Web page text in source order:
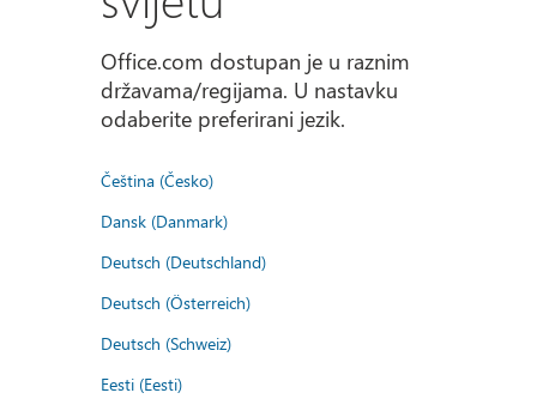
Office.com dostupan je u raznim
državama/regijama. U nastavku
odaberite preferirani jezik.
Čeština (Česko)
Dansk (Danmark)
Deutsch (Deutschland)
Deutsch (Österreich)
Deutsch (Schweiz)
Eesti (Eesti)